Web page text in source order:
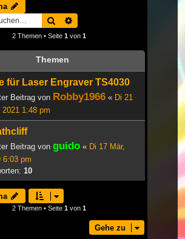
Suche
2 Themen • Seite 1 von 1
Themen
für Laser Engraver TS4030
Beitrag von Robby1966 « Di 21
2021 1:48 pm
Beitrag von guido « Di 17 Mär,
6:03 pm
10
2 Themen • Seite 1 von 1
Gehe zu